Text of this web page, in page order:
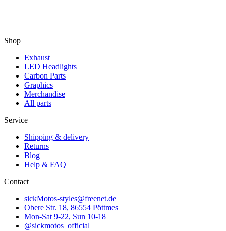
Shop
Exhaust
LED Headlights
Carbon Parts
Graphics
Merchandise
All parts
Service
Shipping & delivery
Returns
Blog
Help & FAQ
Contact
sickMotos-styles@freenet.de
Obere Str. 18, 86554 Pöttmes
Mon-Sat 9-22, Sun 10-18
@sickmotos_official